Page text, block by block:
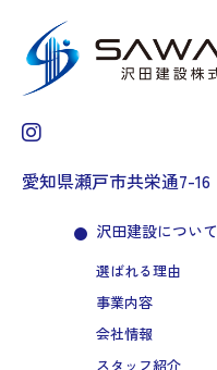
愛知県瀬戸市共栄通7-16
沢田建設について
選ばれる理由
事業内容
会社情報
スタッフ紹介